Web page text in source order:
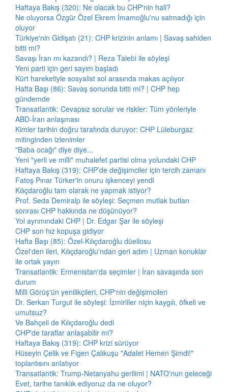
Haftaya Bakış (320): Ne olacak bu CHP'nin hali?
Ne oluyorsa Özgür Özel Ekrem İmamoğlu'nu satmadığı için
oluyor
Türkiye'nin Gidişatı (21): CHP krizinin anlamı | Savaş sahiden
bitti mi?
Savaşı İran mı kazandı? | Reza Talebi ile söyleşi
Yeni parti için geri sayım başladı
Kürt hareketiyle sosyalist sol arasında makas açılıyor
Hafta Başı (86): Savaş sonunda bitti mi? | CHP hep
gündemde
Transatlantik: Cevapsız sorular ve riskler: Tüm yönleriyle
ABD-İran anlaşması
Kimler tarihin doğru tarafında duruyor: CHP Lüleburgaz
mitinginden izlenimler
"Baba ocağı" diye diye...
Yeni "yerli ve milli" muhalefet partisi olma yolundaki CHP
Haftaya Bakış (319): CHP’de değişimciler için tercih zamanı
Fatoş Pınar Türker'in onuru işkenceyi yendi
Kılıçdaroğlu tam olarak ne yapmak istiyor?
Prof. Seda Demiralp ile söyleşi: Seçmen mutlak butlan
sonrası CHP hakkında ne düşünüyor?
Yol ayrımındaki CHP | Dr. Edgar Şar ile söyleşi
CHP son hız kopuşa gidiyor
Hafta Başı (85): Özel-Kılıçdaroğlu düellosu
Özel'den ileri, Kılıçdaroğlu'ndan geri adım | Uzman konuklar
ile ortak yayın
Transatlantik: Ermenistan'da seçimler | İran savaşında son
durum
Milli Görüş'ün yenilikçileri, CHP'nin değişimcileri
Dr. Serkan Turgut ile söyleşi: İzmirliler niçin kaygılı, öfkeli ve
umutsuz?
Ve Bahçeli de Kılıçdaroğlu dedi
CHP'de taraflar anlaşabilir mi?
Haftaya Bakış (319): CHP krizi sürüyor
Hüseyin Çelik ve Figen Çalıkuşu "Adalet Hemen Şimdi!"
toplantısını anlatıyor
Transatlantik: Trump-Netanyahu gerilimi | NATO'nun geleceği
Evet, tarihe tanıklık ediyoruz da ne oluyor?